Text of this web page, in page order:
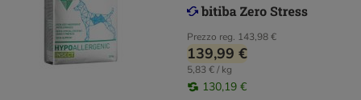
Prezzo reg. 143,98 €
139,99 €
5,83 € / kg
130,19 €